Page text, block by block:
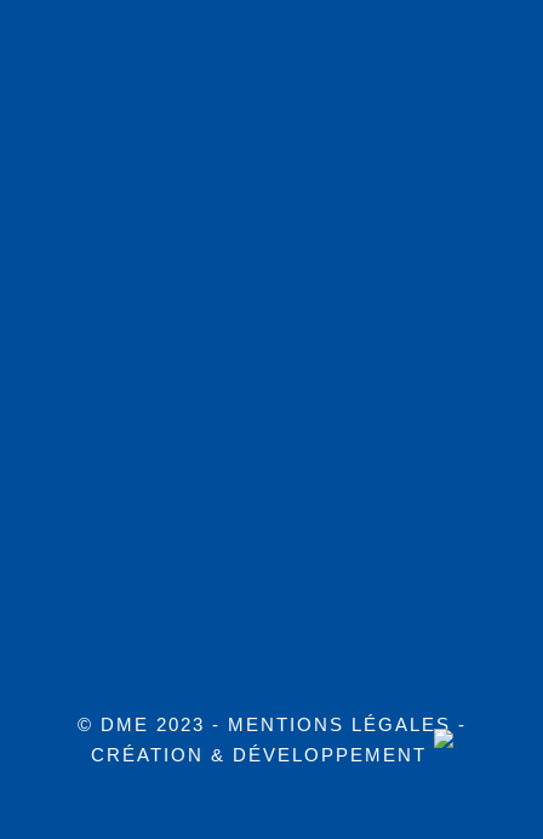
© DME 2023 - MENTIONS LÉGALES -
CRÉATION & DÉVELOPPEMENT